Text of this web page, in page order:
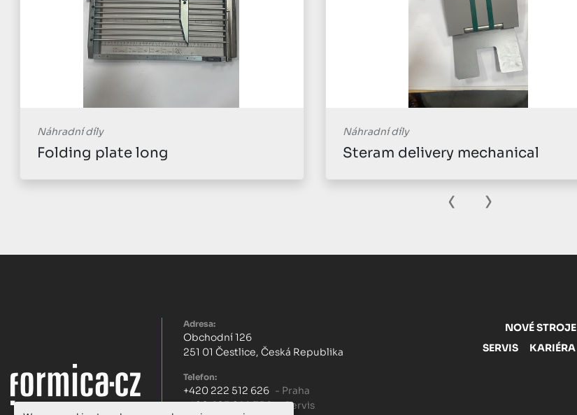
Náhradní díly
Folding plate long
Náhradní díly
Steram delivery mechanical
‹ ›
Adresa:
Obchodní 126
251 01 Čestlice, Česká Republika
Telefon:
+420 222 512 626 - Praha
+420 603 299 756 - Servis
NOVÉ STROJE
SERVIS
KARIÉRA